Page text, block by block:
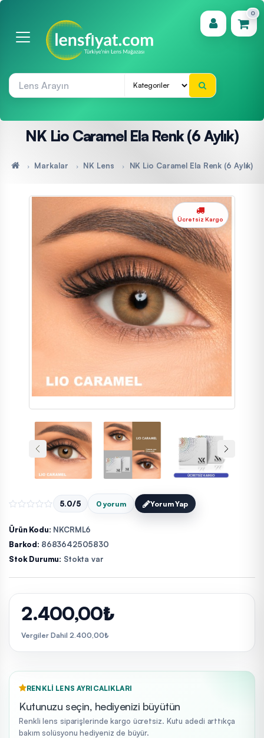
0
(0)
NK Lio Caramel Ela Renk (6 Aylık)
Markalar NK Lens NK Lio Caramel Ela Renk (6 Aylık)
Ücretsiz Kargo
5.0/5 0 yorum Yorum Yap
Ürün Kodu: NKCRML6
Barkod: 8683642505830
Stok Durumu: Stokta var
2.400,00₺
Vergiler Dahil 2.400,00₺
RENKLI LENS AYRICALIKLARI
Kutunuzu seçin, hediyenizi büyütün
Renkli lens siparişlerinde kargo ücretsiz. Kutu adedi arttıkça
bakım solüsyonu hediyeniz de büyür.